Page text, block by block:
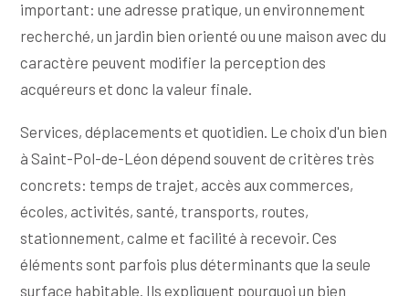
important: une adresse pratique, un environnement
recherché, un jardin bien orienté ou une maison avec du
caractère peuvent modifier la perception des
acquéreurs et donc la valeur finale.
Services, déplacements et quotidien. Le choix d'un bien
à Saint-Pol-de-Léon dépend souvent de critères très
concrets: temps de trajet, accès aux commerces,
écoles, activités, santé, transports, routes,
stationnement, calme et facilité à recevoir. Ces
éléments sont parfois plus déterminants que la seule
surface habitable. Ils expliquent pourquoi un bien